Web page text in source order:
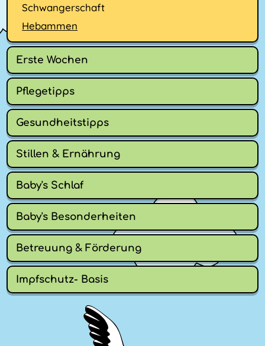
Schwangerschaft
Hebammen
Erste Wochen
Pflegetipps
Gesundheitstipps
Stillen & Ernährung
Baby's Schlaf
Baby's Besonderheiten
Betreuung & Förderung
Impfschutz- Basis